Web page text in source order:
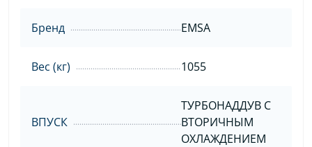
Бренд EMSA
Вес (кг) 1055
ВПУСК
ТУРБОНАДДУВ С
ВТОРИЧНЫМ
ОХЛАЖДЕНИЕМ